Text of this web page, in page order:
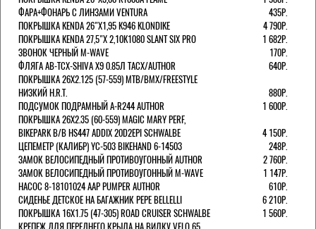
ФАРА+ФОНАРЬ С ЛИНЗАМИ VENTURA
435Р.
ПОКРЫШКА KENDA 26"Х1,95 K946 KLONDIKE
4 790Р.
ПОКРЫШКА KENDA 27,5"Х 2,10K1080 SLANT SIX PRO
1 682Р.
ЗВОНОК ЧЕРНЫЙ M-WAVE
170Р.
ФЛЯГА AB-TCX-SHIVA X9 0.85Л TACX/AUTHOR
640Р.
ПОКРЫШКА 26X2.125 (57-559) MTB/BMX/FREESTYLE
НИЗКИЙ H.R.T.
880Р.
ПОДСУМОК ПОДРАМНЫЙ A-R244 AUTHOR
1 600Р.
ПОКРЫШКА 26X2.35 (60-559) MAGIC MARY PERF,
BIKEPARK B/B HS447 ADDIX 20D2EPI SCHWALBE
4 150Р.
ЦЕПЕМЕТР (КАЛИБР) YC-503 BIKEHAND 6-14503
248Р.
ЗАМОК ВЕЛОСИПЕДНЫЙ ПРОТИВОУГОННЫЙ AUTHOR
2 760Р.
ЗАМОК ВЕЛОСИПЕДНЫЙ ПРОТИВОУГОННЫЙ M-WAVE
1 147Р.
НАСОС 8-18101024 AAP PUMPER AUTHOR
610Р.
СИДЕНЬЕ ДЕТСКОЕ НА БАГАЖНИК PEPE BELLELLI
6 210Р.
ПОКРЫШКА 16X1.75 (47-305) ROAD CRUISER SCHWALBE
1 560Р.
КРЕПЕЖ ДЛЯ ПЕРЕДНЕГО КРЫЛА НА ВИЛКУ VELO 65